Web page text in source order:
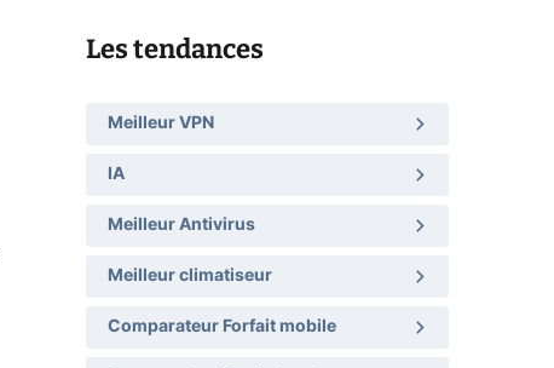
Les tendances
Meilleur VPN
IA
Meilleur Antivirus
Meilleur climatiseur
Comparateur Forfait mobile